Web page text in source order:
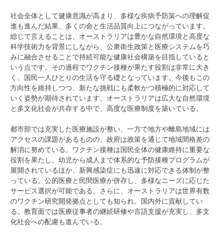
社会全体として健康意識が高まり、多様な疾病予防策への理解促
進も進んだ結果、多くの命と生活品質向上につながっています。
総じて言えることは、オーストラリアは豊かな自然環境と高度な
科学技術力を背景にしながら、公衆衛生政策と医療システムを巧
みに融合させることで持続可能な健康社会構築を目指していると
いう点です。その過程でワクチン接種が果たす役割は非常に大き
く、国民一人ひとりの生活を守る礎となっています。今後もこの
方向性を維持しつつ、新たな挑戦にも柔軟かつ積極的に対応して
いく姿勢が期待されています。オーストラリアは広大な自然環境
と多文化社会が共存する中で、高度な医療制度を築いている。
都市部では充実した医療施設が整い、一方で地方や離島地域には
アクセスの課題があるものの、政府は政策を通じて地域間格差の
解消に努めている。ワクチン接種は国民全体の健康維持に重要な
役割を果たし、幼児から成人まで体系的な予防接種プログラムが
展開されているほか、新興感染症にも迅速に対応できる体制が整
っている。公的医療と民間医療が併存し、多様なニーズに応じた
サービス選択が可能である。さらに、オーストラリアは世界有数
のワクチン研究開発拠点としても知られ、国内外に貢献してい
る。教育面では医療従事者の継続研修や言語支援が充実し、多文
化社会への配慮も進んでいる。